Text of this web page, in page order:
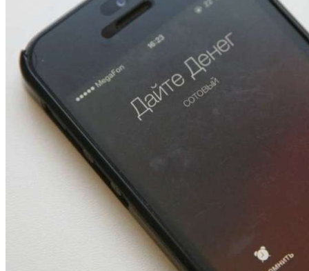
Покушение на убийство в Волгограде: девушка
напала на незнакомую женщину с ножом
12:39
Сладкий праздник в Волгограде: в Центральном
парке прошёл фестиваль „Арбузный переполох“
Волгоградские компании нарастили экспорт:
заключены контракты на 3,6 млн долларов